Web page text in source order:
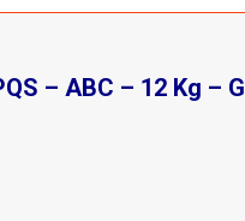
– ABC – 12 Kg –